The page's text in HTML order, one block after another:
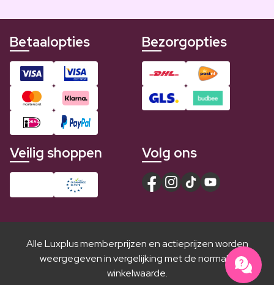
Betaalopties Bezorgopties
Veilig shoppen Volg ons
Alle Luxplus memberprijzen en actieprijzen worden
weergegeven in vergelijking met de normale
winkelwaarde.